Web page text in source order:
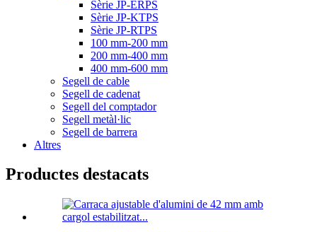
Sèrie JP-ERPS
Sèrie JP-KTPS
Sèrie JP-RTPS
100 mm-200 mm
200 mm-400 mm
400 mm-600 mm
Segell de cable
Segell de cadenat
Segell del comptador
Segell metàl·lic
Segell de barrera
Altres
Productes destacats